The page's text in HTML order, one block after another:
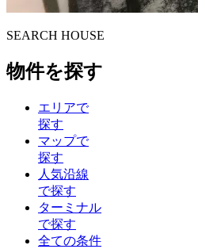
SEARCH HOUSE
物件を探す
エリアで
探す
マップで
探す
人気沿線
で探す
ターミナル
で探す
全ての条件